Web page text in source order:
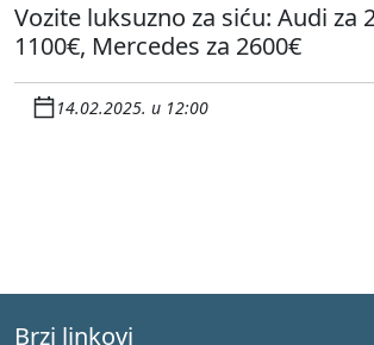
Vozite luksuzno za siću: Audi za
1100€, Mercedes za 2600€
14.02.2025. u 12:00
Brzi linkovi